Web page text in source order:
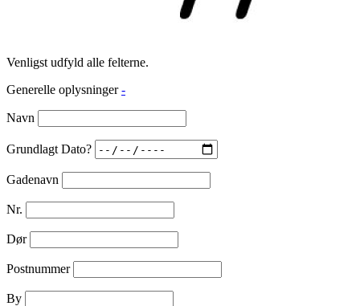
Venligst udfyld alle felterne.
Generelle oplysninger -
Navn
Grundlagt Dato?
Gadenavn
Nr.
Dør
Postnummer
By